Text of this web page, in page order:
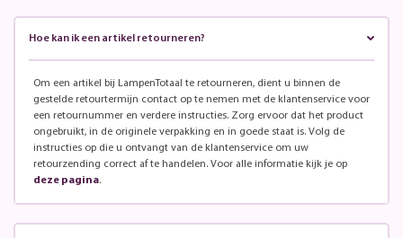
Hoe kan ik een artikel retourneren?
Om een artikel bij LampenTotaal te retourneren, dient u binnen de
gestelde retourtermijn contact op te nemen met de klantenservice voor
een retournummer en verdere instructies. Zorg ervoor dat het product
ongebruikt, in de originele verpakking en in goede staat is. Volg de
instructies op die u ontvangt van de klantenservice om uw
retourzending correct af te handelen. Voor alle informatie kijk je op
deze pagina.